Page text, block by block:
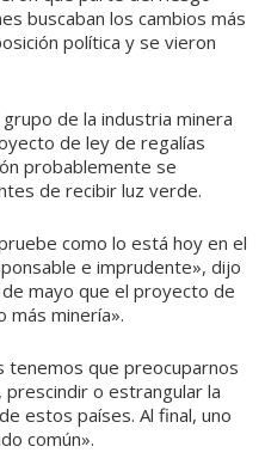
buscaban los cambios más
política y se vieron
de la industria minera
de ley de regalías
probablemente se
de recibir luz verde.
como lo está hoy en el
e imprudente», dijo
mayo que el proyecto de
más minería».
tenemos que preocuparnos
o estrangular la
estos países. Al final, uno
común».